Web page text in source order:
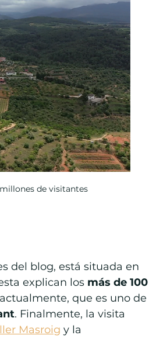
de visitantes
del blog, está situada en
explican los más de 100
que es uno de
. Finalmente, la visita
Masroig y la